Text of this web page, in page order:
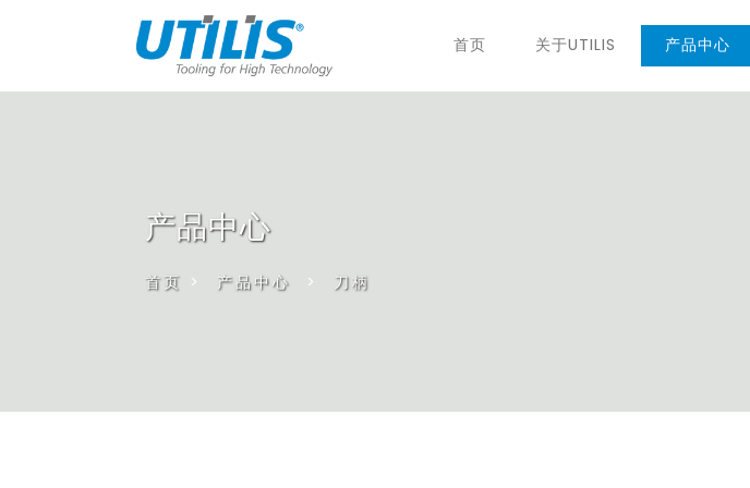
首页 关于UTILIS 产品中心
产品中心
首页 > 产品中心 > 刀柄